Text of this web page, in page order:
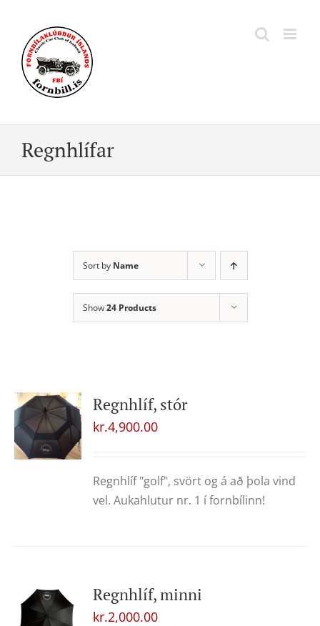
content
Regnhlífar
Sort by Name
Show24 Products
Regnhlíf, stór
kr.4,900.00
Regnhlíf "golf", svört og á að þola vind
vel. Aukahlutur nr. 1 í fornbílinn!
Regnhlíf, minni
kr.2,000.00